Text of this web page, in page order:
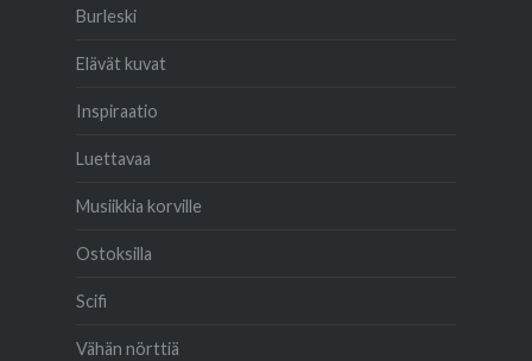
Burleski
Elävät kuvat
Inspiraatio
Luettavaa
Musiikkia korville
Ostoksilla
Scifi
Vähän nörttiä